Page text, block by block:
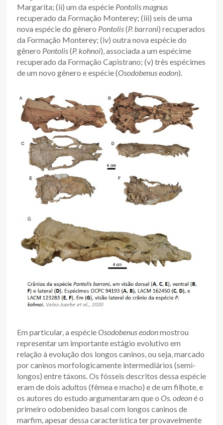
Margarita; (ii) um da espécie Pontolis magnus
recuperado da Formação Monterey; (iii) seis de uma
nova espécie do gênero Pontolis(P. barroni) recuperados
da Formação Monterey; (iv) outra nova espécie do
gênero Pontolis(P. kohnoi), associada a um espécime
recuperado da Formação Capistrano; (v) três espécimes
de um novo gênero e espécie (Osodobenus eodon).
Em particular, a espécieOsodobenus eodonmostrou
representar um importante estágio evolutivo em
relação à evolução dos longos caninos, ou seja, marcado
por caninos morfologicamente intermediários (semi-
longos) entre táxons. Os fósseis descritos dessa espécie
eram de dois adultos (fêmea e macho) e de um filhote, e
os autores do estudo argumentaram que o Os. odeoné o
primeiro odobenídeo basal com longos caninos de
marfim, apesar dessa característica ter provavelmente